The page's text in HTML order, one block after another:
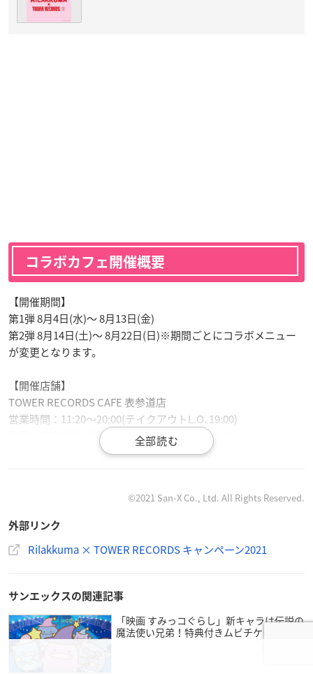
コラボカフェ開催概要
【開催期間】
第1弾 8月4日(水)～ 8月13日(金)
第2弾 8月14日(土)～ 8月22日(日)※期間ごとにコラボメニュー
が変更となります。
【開催店舗】
TOWER RECORDS CAFE 表参道店
営業時間：11:20～20:00(テイクアウトL.O. 19:00)
住所：東京都渋谷区神宮前6-3-9 井門原宿ビル2F
販売時間：12:00～19:30
販売時間：12:00～19:30
住所：大阪府大阪市北区茶屋町10-12 NU chayamachi 6F
©2021 San-X Co., Ltd. All Rights Reserved.
外部リンク
Rilakkuma × TOWER RECORDS キャンペーン2021
サンエックスの関連記事
「映画 すみっコぐらし」新キャラは伝説の
魔法使い兄弟！特典付きムビチケも発売